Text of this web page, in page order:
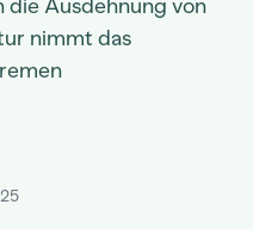
die Ausdehnung von
nimmt das